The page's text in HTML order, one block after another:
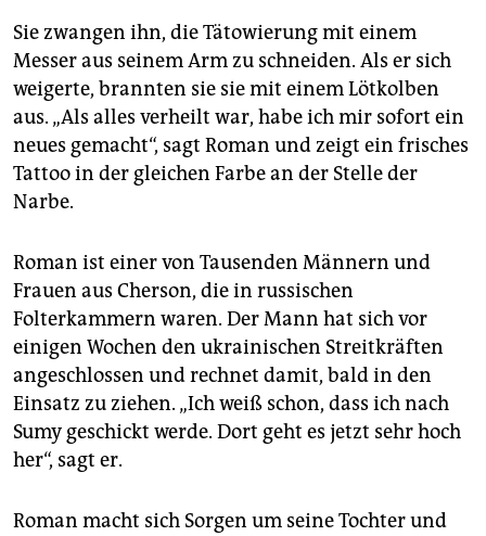
Sie zwangen ihn, die Tätowierung mit einem
Messer aus seinem Arm zu schneiden. Als er sich
weigerte, brannten sie sie mit einem Lötkolben
aus. „Als alles verheilt war, habe ich mir sofort ein
neues gemacht“, sagt Roman und zeigt ein frisches
Tattoo in der gleichen Farbe an der Stelle der
Narbe.
Roman ist einer von Tausenden Männern und
Frauen aus Cherson, die in russischen
Folterkammern waren. Der Mann hat sich vor
einigen Wochen den ukrainischen Streitkräften
angeschlossen und rechnet damit, bald in den
Einsatz zu ziehen. „Ich weiß schon, dass ich nach
Sumy geschickt werde. Dort geht es jetzt sehr hoch
her“, sagt er.
Roman macht sich Sorgen um seine Tochter und